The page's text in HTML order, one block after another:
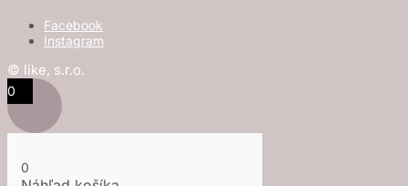
Facebook
Instagram
© like, s.r.o.
0
0